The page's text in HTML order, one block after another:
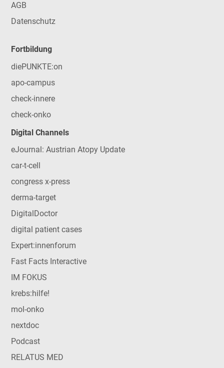
AGB
Datenschutz
Fortbildung
diePUNKTE:on
apo-campus
check-innere
check-onko
Digital Channels
eJournal: Austrian Atopy Update
car-t-cell
congress x-press
derma-target
DigitalDoctor
digital patient cases
Expert:innenforum
Fast Facts Interactive
IM FOKUS
krebs:hilfe!
mol-onko
nextdoc
Podcast
RELATUS MED